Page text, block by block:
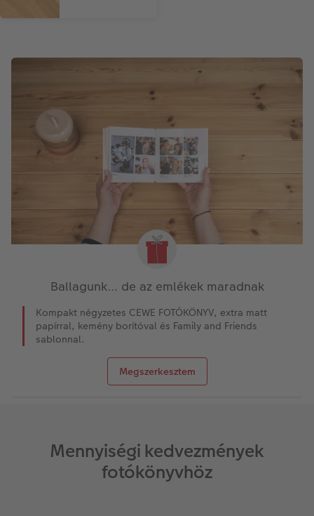
Ballagunk… de az emlékek maradnak
Kompakt négyzetes CEWE FOTÓKÖNYV, extra matt
papírral, kemény borítóval és Family and Friends
sablonnal.
Megszerkesztem
Mennyiségi kedvezmények
fotókönyvhöz